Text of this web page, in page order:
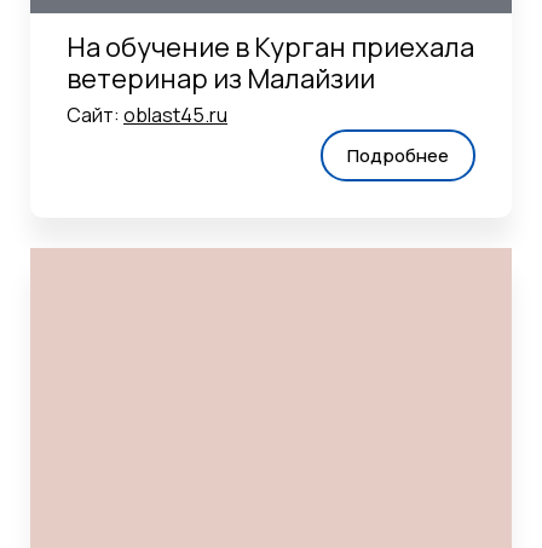
На обучение в Курган приехала
ветеринар из Малайзии
Сайт: oblast45.ru
Подробнее